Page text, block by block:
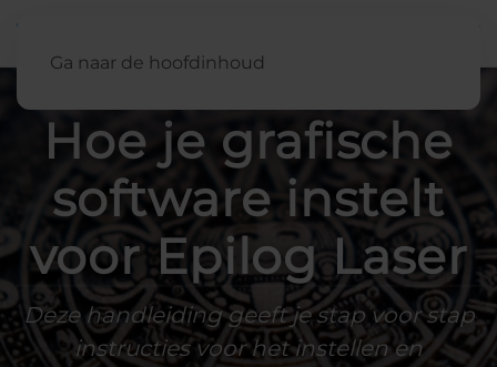
Ga naar de hoofdinhoud
Hoe je grafische
software instelt
voor Epilog Laser
Deze handleiding geeft je stap voor stap
instructies voor het instellen en